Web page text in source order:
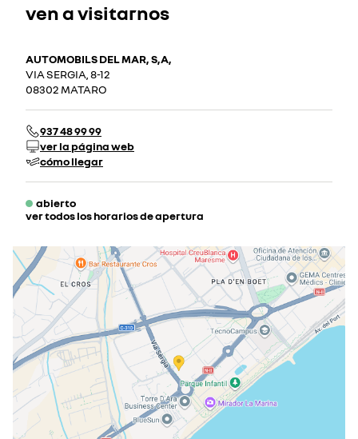
ven a visitarnos
AUTOMOBILS DEL MAR, S,A,
VIA SERGIA, 8-12
08302 MATARO
937 48 99 99
ver la página web
cómo llegar
abierto
ver todos los horarios de apertura
martes
09:00 - 13:30 16:00 - 20:00
miércoles
09:00 - 13:3016:00 - 20:00
jueves
09:00 - 13:3016:00 - 20:00
viernes
09:00 - 13:3016:00 - 20:00
sábado
10:00 - 13:3017:00 - 20:00
domingo
cerrado actualmente